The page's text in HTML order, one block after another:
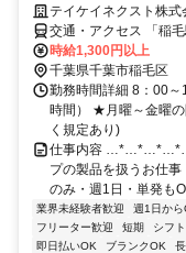
テイケイネクスト株
交通・アクセス 「稲
時給1,300円以上
千葉県千葉市稲毛区
勤務時間詳細 8：00
時間） ★月曜～金曜
く規定あり)
仕事内容
プの製品を扱うお仕
のみ・週1日・単発
業界未経験者歓迎 週1日から
フリーター歓迎
短期 シフ
即日払いOK
ブランクOK